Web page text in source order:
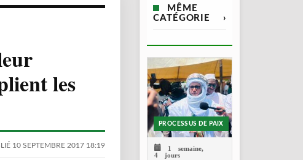
les
10 SEPTEMBRE 2017 18:19
MÊME
CATÉGORIE
›
PROCESSUS DE PAIX
1 semaine,
4 jours